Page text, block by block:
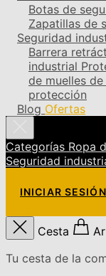
Botas de
Zapatillas de
Seguridad
Barrera
industrial
de muelles
protección
Blog Ofertas
Categorías Ropa
Seguridad
INICIAR SESIÓN
Cesta
Tu cesta de la